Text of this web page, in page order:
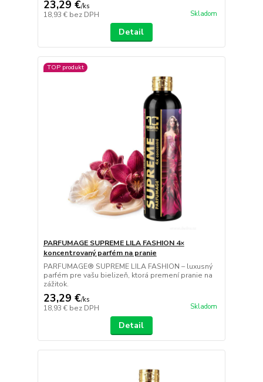
23,29 €/ks
18,93 € bez DPH Skladom
Detail
TOP produkt
PARFUMAGE SUPREME LILA FASHION 4×
koncentrovaný parfém na pranie
PARFUMAGE® SUPREME LILA FASHION – luxusný
parfém pre vašu bielizeň, ktorá premení pranie na
zážitok.
23,29 €/ks
18,93 € bez DPH Skladom
Detail